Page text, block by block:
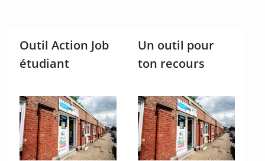
Outil Action Job
étudiant
Un outil pour
ton recours